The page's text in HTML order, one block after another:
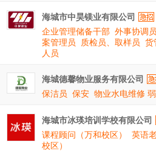
海城市中昊镁业有限公司
企业管理储备干部 外事协调员
案管理员
质检员、取样员 货
人员
海城德馨物业服务有限公司
保洁员 保安 物业水电维修
海城市冰瑛培训学校有限公司
课程顾问（万和校区）
英语
校区）